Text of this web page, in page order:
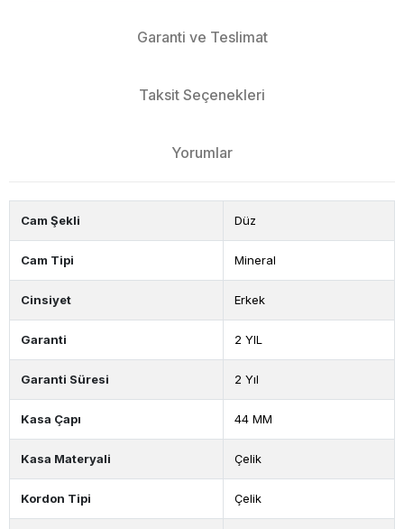
Garanti ve Teslimat
Taksit Seçenekleri
Yorumlar
Cam Şekli Düz
Cam Tipi Mineral
Cinsiyet Erkek
Garanti 2 YIL
Garanti Süresi 2 Yıl
Kasa Çapı 44 MM
Kasa Materyali Çelik
Kordon Tipi Çelik